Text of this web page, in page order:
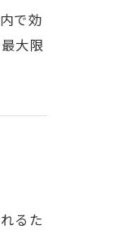
で効
大限
るた